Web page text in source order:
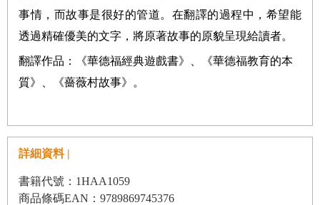
事情，而故事是很好的管道。在翻譯的過程中，希望能
透過精確優美的文字，將原著故事的原貌呈現給讀者。
翻譯作品：《華德福經典遊戲書》、《華德福教育的本
質》、《薔薇村故事》。
詳細資料 |
書籍代號：1HAA1059
商品條碼EAN：9789869745376